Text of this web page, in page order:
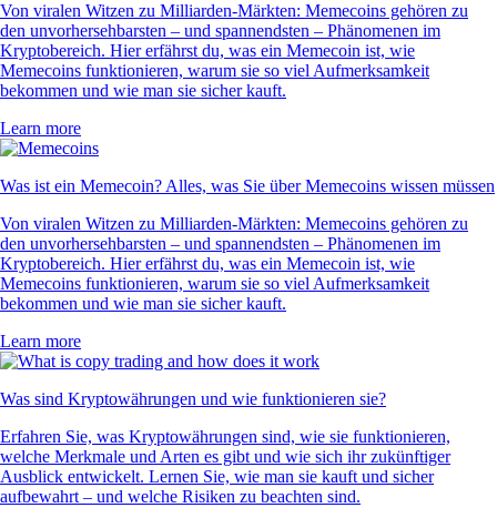
Von viralen Witzen zu Milliarden-Märkten: Memecoins gehören zu
den unvorhersehbarsten – und spannendsten – Phänomenen im
Kryptobereich. Hier erfährst du, was ein Memecoin ist, wie
Memecoins funktionieren, warum sie so viel Aufmerksamkeit
bekommen und wie man sie sicher kauft.
Learn more
Was ist ein Memecoin? Alles, was Sie über Memecoins wissen müssen
Von viralen Witzen zu Milliarden-Märkten: Memecoins gehören zu
den unvorhersehbarsten – und spannendsten – Phänomenen im
Kryptobereich. Hier erfährst du, was ein Memecoin ist, wie
Memecoins funktionieren, warum sie so viel Aufmerksamkeit
bekommen und wie man sie sicher kauft.
Learn more
Was sind Kryptowährungen und wie funktionieren sie?
Erfahren Sie, was Kryptowährungen sind, wie sie funktionieren,
welche Merkmale und Arten es gibt und wie sich ihr zukünftiger
Ausblick entwickelt. Lernen Sie, wie man sie kauft und sicher
aufbewahrt – und welche Risiken zu beachten sind.